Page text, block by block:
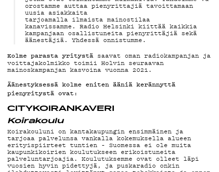
PODCAST
orostamme auttaa pienyrittajiä tavoittamaan
uusia asiakkaita
tarjoamalla ilmaista mainostilaa
kanavissamme. Radio Helsinki kiittää kaikkia
kampanjaan osallistuneita pienyrittäjiä sekä
äänestäjiä. Yhdessä onnistumme.
Kolme parasta yritystä saavat oman radiokampanjan ja
voittajakolmikko toimii Holvin seuraavan
mainoskampanjan kasvoina vuonna 2021.
Äänestyksessä kolme eniten ääniä kerännyttä
pienyritystä ovat:
CITYKOIRAN­KAVERI
Koirakoulu
Koirakouluni on kantakaupungin ensimmäinen ja
tarjoaa palvelunsa vankalla kokemuksella alueen
erityispiirteet tuntien – Suomessa ei ole muita
kaupunkikoirien koulutukseen erikoistuneita
palveluntarjoajia. Koulutuksemme ovat olleet läpi
vuosien hyvin pidettyjä, ja puskaradio onkin